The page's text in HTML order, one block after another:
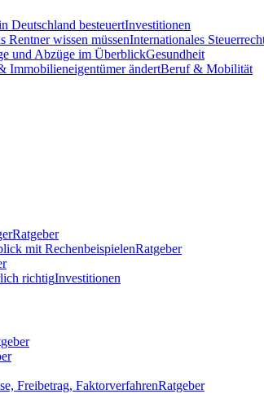
Deutschland besteuertInvestitionen
Rentner wissen müssenInternationales
und Abzüge im ÜberblickGesundheit
Immobilieneigentümer ändertBeruf & Mobilität
Ratgeber
mit RechenbeispielenRatgeber
richtigInvestitionen
Freibetrag, FaktorverfahrenRatgeber